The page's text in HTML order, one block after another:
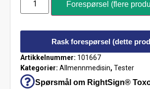
Forespørsel (flere
Rask forespørsel (dette
Artikkelnummer: 101667
Kategorier: Allmennmedisin, Tester
Spørsmål om RightSign®